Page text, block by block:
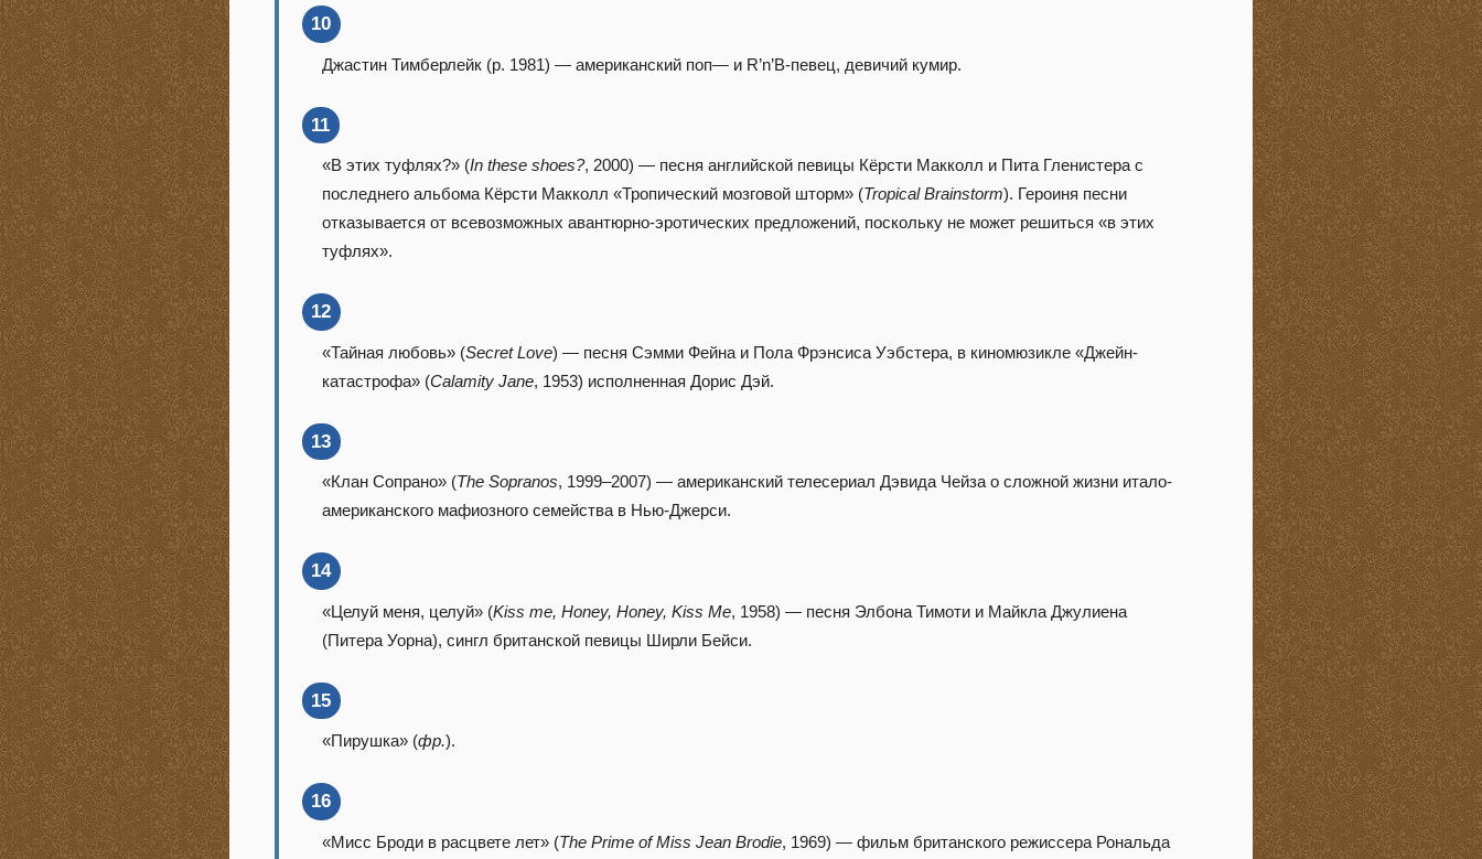
10
Джастин Тимберлейк (р. 1981) — американский поп— и R’n’B-певец, девичий кумир.
11
«В этих туфлях?» (In these shoes?, 2000) — песня английской певицы Кёрсти Макколл и Пита Гленистера с
последнего альбома Кёрсти Макколл «Тропический мозговой шторм» (Tropical Brainstorm). Героиня песни
отказывается от всевозможных авантюрно-эротических предложений, поскольку не может решиться «в этих
туфлях».
12
«Тайная любовь» (Secret Love) — песня Сэмми Фейна и Пола Фрэнсиса Уэбстера, в киномюзикле «Джейн-
катастрофа» (Calamity Jane, 1953) исполненная Дорис Дэй.
13
«Клан Сопрано» (The Sopranos, 1999–2007) — американский телесериал Дэвида Чейза о сложной жизни итало-
американского мафиозного семейства в Нью-Джерси.
14
«Целуй меня, целуй» (Kiss me, Honey, Honey, Kiss Me, 1958) — песня Элбона Тимоти и Майкла Джулиена
(Питера Уорна), сингл британской певицы Ширли Бейси.
15
«Пирушка» (фр.).
16
«Мисс Броди в расцвете лет» (The Prime of Miss Jean Brodie, 1969) — фильм британского режиссера Рональда